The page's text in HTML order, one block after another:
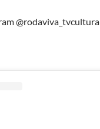
@rodaviva_tvcultura